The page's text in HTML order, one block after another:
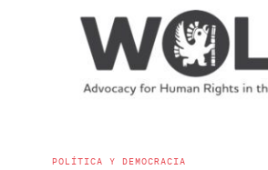
POLÍTICA Y DEMOCRACIA